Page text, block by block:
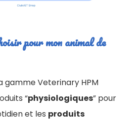
pour mon animal de
gamme Veterinary HPM
“physiologiques” pour
et les produits